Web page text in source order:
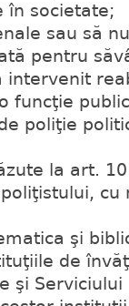
în societate;
sau să
pentru
intervenit
funcţie
poliţie
la art.
cu
şi
de
şi